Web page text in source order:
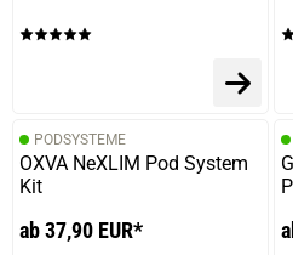
PODSYSTEME
OXVA NeXLIM Pod System
Kit
ab 37,90 EUR*